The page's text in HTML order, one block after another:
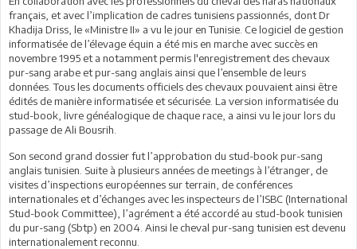
français, et avec l’implication de cadres tunisiens passionnés, dont Dr
Khadija Driss, le «Ministre II» a vu le jour en Tunisie. Ce logiciel de gestion
informatisée de l’élevage équin a été mis en marche avec succès en
novembre 1995 et a notamment permis l'enregistrement des chevaux
pur-sang arabe et pur-sang anglais ainsi que l’ensemble de leurs
données. Tous les documents officiels des chevaux pouvaient ainsi être
édités de manière informatisée et sécurisée. La version informatisée du
stud-book, livre généalogique de chaque race, a ainsi vu le jour lors du
passage de Ali Bousrih.
Son second grand dossier fut l’approbation du stud-book pur-sang
anglais tunisien. Suite à plusieurs années de meetings à l’étranger, de
visites d’inspections européennes sur terrain, de conférences
internationales et d’échanges avec les inspecteurs de l’ISBC (International
Stud-book Committee), l’agrément a été accordé au stud-book tunisien
du pur-sang (Sbtp) en 2004. Ainsi le cheval pur-sang tunisien est devenu
internationalement reconnu.